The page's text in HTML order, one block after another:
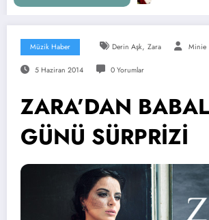
Müzik Haber Derin Aşk, Zara Minie
5 Haziran 2014 0 Yorumlar
ZARA’DAN
GÜNÜ SÜRPRİZİ